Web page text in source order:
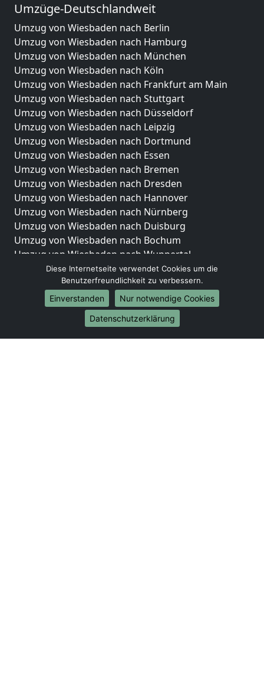
Umzüge-Deutschlandweit
Umzug von Wiesbaden nach Berlin
Umzug von Wiesbaden nach Hamburg
Umzug von Wiesbaden nach München
Umzug von Wiesbaden nach Köln
Umzug von Wiesbaden nach Frankfurt am Main
Umzug von Wiesbaden nach Stuttgart
Umzug von Wiesbaden nach Düsseldorf
Umzug von Wiesbaden nach Leipzig
Umzug von Wiesbaden nach Dortmund
Umzug von Wiesbaden nach Essen
Umzug von Wiesbaden nach Bremen
Umzug von Wiesbaden nach Dresden
Umzug von Wiesbaden nach Hannover
Umzug von Wiesbaden nach Nürnberg
Umzug von Wiesbaden nach Duisburg
Umzug von Wiesbaden nach Bochum
Umzug von Wiesbaden nach Wuppertal
Umzug von Wiesbaden nach Bielefeld
Umzug von Wiesbaden nach Bonn
Umzug von Wiesbaden nach Münster
Internationale-Umzüge
Umzug von Wiesbaden nach Brasilien
Diese Internetseite verwendet Cookies um die
Benutzerfreundlichkeit zu verbessern.
Einverstanden
Nur notwendige Cookies
Datenschutzerklärung